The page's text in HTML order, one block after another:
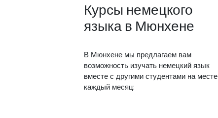
Курсы немецкого
языка в Мюнхене
В Мюнхене мы предлагаем вам
возможность изучать немецкий язык
вместе с другими студентами на месте
каждый месяц: